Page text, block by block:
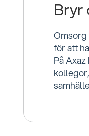
Bryr
för att
På